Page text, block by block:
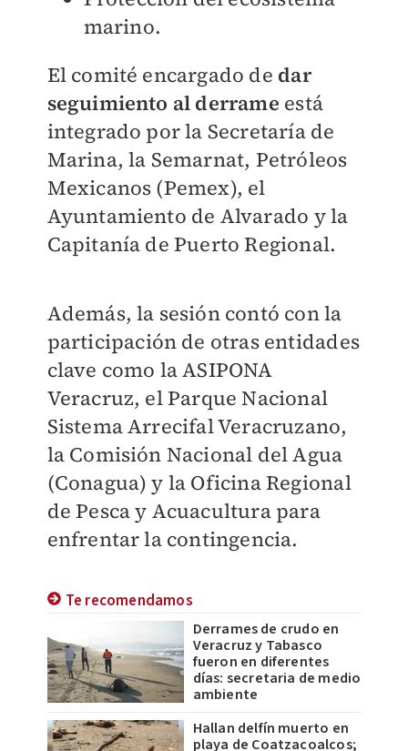
marino.
El comité encargado de dar
seguimiento al derrame está
integrado por la Secretaría de
Marina, la Semarnat, Petróleos
Mexicanos (Pemex), el
Ayuntamiento de Alvarado y la
Capitanía de Puerto Regional.
Además, la sesión contó con la
participación de otras entidades
clave como la ASIPONA
Veracruz, el Parque Nacional
Sistema Arrecifal Veracruzano,
la Comisión Nacional del Agua
(Conagua) y la Oficina Regional
de Pesca y Acuacultura para
enfrentar la contingencia.
Te recomendamos
Derrames de crudo en
Veracruz y Tabasco
fueron en diferentes
días: secretaria de medio
ambiente
Hallan delfín muerto en
playa de Coatzacoalcos;